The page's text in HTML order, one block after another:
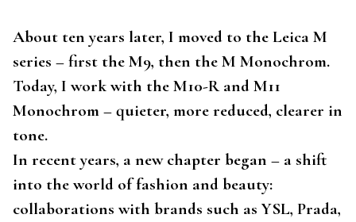
About ten years later, I moved to the Leica M
series – first the M9, then the M Monochrom.
Today, I work with the M10-R and M11
Monochrom – quieter, more reduced, clearer in
tone.
In recent years, a new chapter began – a shift
into the world of fashion and beauty:
collaborations with brands such as YSL, Prada,